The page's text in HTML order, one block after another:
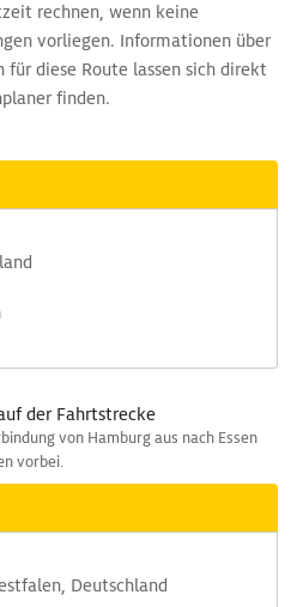
rechnen, wenn keine
vorliegen. Informationen über
für diese Route lassen sich direkt
finden.
der Fahrtstrecke
von Hamburg aus nach Essen
vorbei.
Deutschland